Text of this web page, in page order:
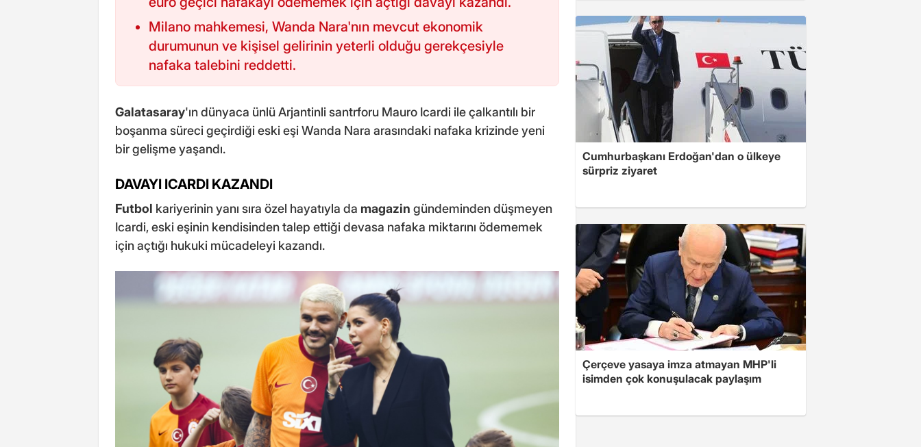
Milano mahkemesi, Wanda Nara'nın mevcut ekonomik
durumunun ve kişisel gelirinin yeterli olduğu gerekçesiyle
nafaka talebini reddetti.
Galatasaray'ın dünyaca ünlü Arjantinli santrforu Mauro Icardi ile çalkantılı bir
boşanma süreci geçirdiği eski eşi Wanda Nara arasındaki nafaka krizinde yeni
bir gelişme yaşandı.
DAVAYI ICARDI KAZANDI
Futbol kariyerinin yanı sıra özel hayatıyla da magazin gündeminden düşmeyen
Icardi, eski eşinin kendisinden talep ettiği devasa nafaka miktarını ödememek
için açtığı hukuki mücadeleyi kazandı.
Cumhurbaşkanı Erdoğan'dan o ülkeye
sürpriz ziyaret
Çerçeve yasaya imza atmayan MHP'li
isimden çok konuşulacak paylaşım